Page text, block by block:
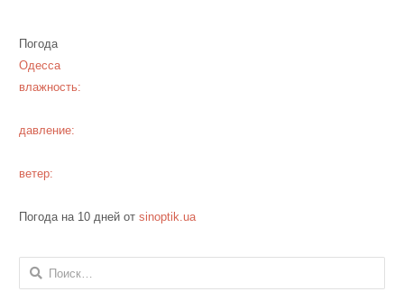
Погода
Одесса
влажность:
давление:
ветер:
Погода на 10 дней от sinoptik.ua
Найти: